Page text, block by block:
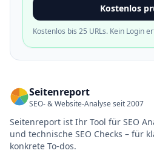
Kostenlos
Kostenlos bis 25 URLs. Kein Login
Seitenreport
SEO- & Website-Analyse seit 2007
Seitenreport ist Ihr Tool für SEO
und technische SEO Checks – für
konkrete To-dos.